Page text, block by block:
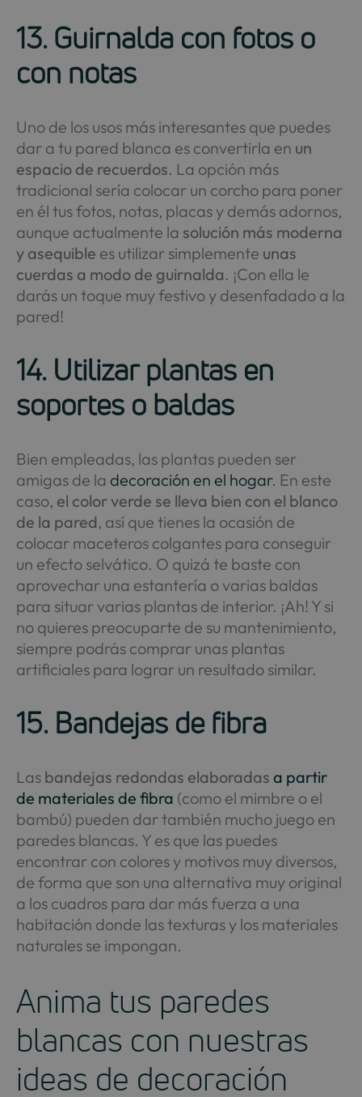
13. Guirnalda con fotos o
con notas
Uno de los usos más interesantes que puedes
dar a tu pared blanca es convertirla en un
espacio de recuerdos. La opción más
tradicional sería colocar un corcho para poner
en él tus fotos, notas, placas y demás adornos,
aunque actualmente la solución más moderna
y asequible es utilizar simplemente unas
cuerdas a modo de guirnalda. ¡Con ella le
darás un toque muy festivo y desenfadado a la
pared!
14. Utilizar plantas en
soportes o baldas
Bien empleadas, las plantas pueden ser
amigas de la decoración en el hogar. En este
caso, el color verde se lleva bien con el blanco
de la pared, así que tienes la ocasión de
colocar maceteros colgantes para conseguir
un efecto selvático. O quizá te baste con
aprovechar una estantería o varias baldas
para situar varias plantas de interior. ¡Ah! Y si
no quieres preocuparte de su mantenimiento,
siempre podrás comprar unas plantas
artificiales para lograr un resultado similar.
15. Bandejas de fibra
Las bandejas redondas elaboradas a partir
de materiales de fibra (como el mimbre o el
bambú) pueden dar también mucho juego en
paredes blancas. Y es que las puedes
encontrar con colores y motivos muy diversos,
de forma que son una alternativa muy original
a los cuadros para dar más fuerza a una
habitación donde las texturas y los materiales
naturales se impongan.
Anima tus paredes
blancas con nuestras
ideas de decoración